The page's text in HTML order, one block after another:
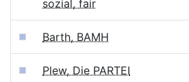
sozial, fair
Barth, BAMH
Plew, Die PARTEI